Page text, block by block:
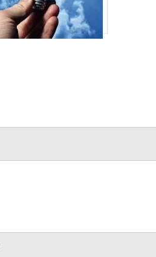
ENERGIA FOTOVOLTAICA EM SP
ENERGIA FOTOVOLTAICA HOSPITALAR
ENERGIA FOTOVOLTAICA PARA COMÉRCIO